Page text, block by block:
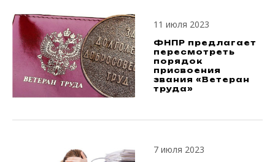
11 июля 2023
ФНПР предлагает
пересмотреть
порядок
присвоения
звания «Ветеран
труда»
7 июля 2023